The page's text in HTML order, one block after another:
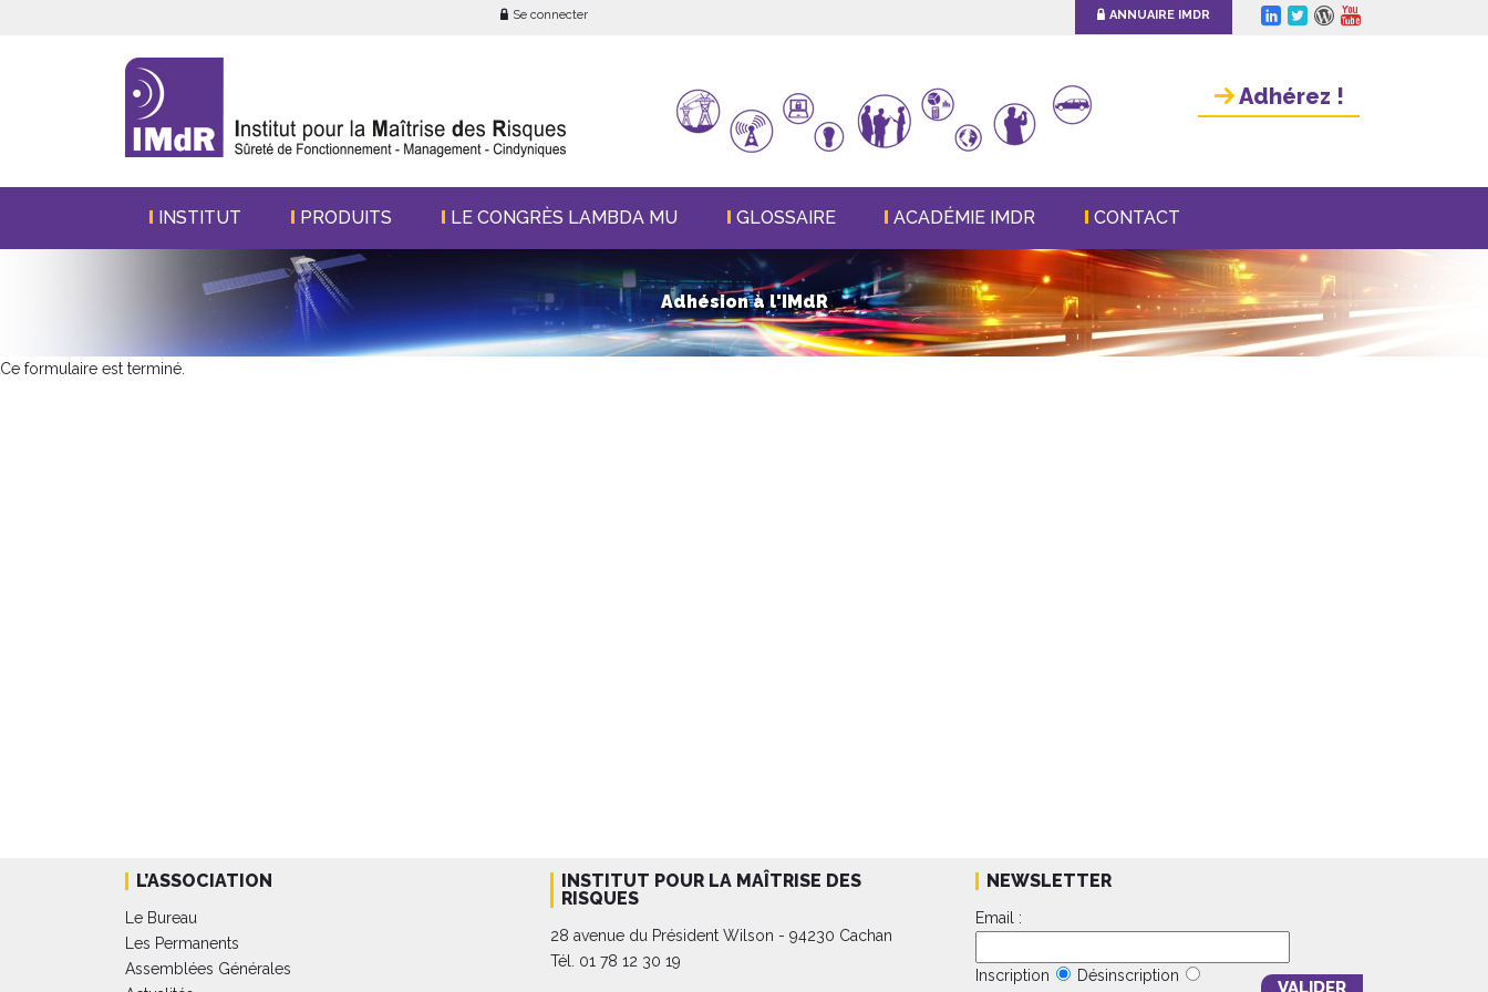
Se connecter ANNUAIRE IMDR
Adhérez !
INSTITUT PRODUITS LE CONGRÈS LAMBDA MU GLOSSAIRE ACADÉMIE IMDR CONTACT
Adhésion à l'IMdR
Ce formulaire est terminé.
L’ASSOCIATION
Le Bureau
Les Permanents
Assemblées Générales
INSTITUT POUR LA MAÎTRISE DES
RISQUES
28 avenue du Président Wilson - 94230 Cachan
Tél. 01 78 12 30 19
NEWSLETTER
Email :
Inscription Désinscription